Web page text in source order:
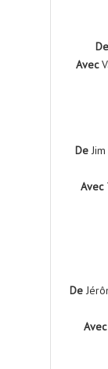
De
Avec
DeJim
Avec
De
Avec